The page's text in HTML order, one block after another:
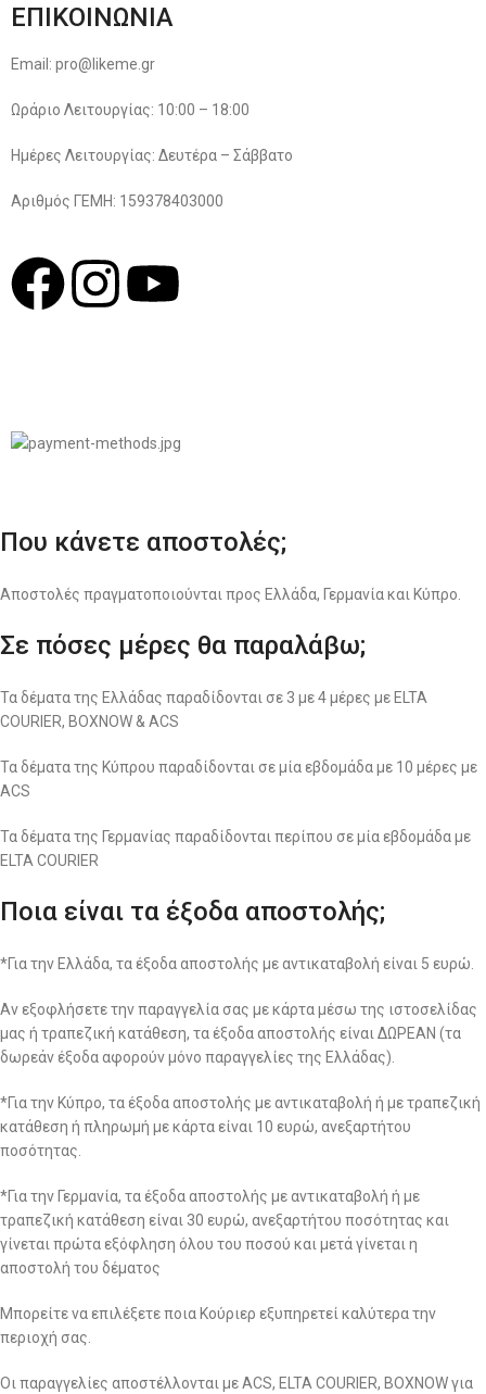
ΕΠΙΚΟΙΝΩΝΙΑ
Email: pro@likeme.gr
Ωράριο Λειτουργίας: 10:00 – 18:00
Ημέρες Λειτουργίας: Δευτέρα – Σάββατο
Αριθμός ΓΕΜΗ: 159378403000
Που κάνετε αποστολές;
Αποστολές πραγματοποιούνται προς Ελλάδα, Γερμανία και Κύπρο.
Σε πόσες μέρες θα παραλάβω;
Τα δέματα της Ελλάδας παραδίδονται σε 3 με 4 μέρες με ELTA
COURIER, BOXNOW & ACS
Τα δέματα της Κύπρου παραδίδονται σε μία εβδομάδα με 10 μέρες με
ACS
Τα δέματα της Γερμανίας παραδίδονται περίπου σε μία εβδομάδα με
ELTA COURIER
Ποια είναι τα έξοδα αποστολής;
*Για την Ελλάδα, τα έξοδα αποστολής με αντικαταβολή είναι 5 ευρώ.
Αν εξοφλήσετε την παραγγελία σας με κάρτα μέσω της ιστοσελίδας
μας ή τραπεζική κατάθεση, τα έξοδα αποστολής είναι ΔΩΡΕΑΝ (τα
δωρεάν έξοδα αφορούν μόνο παραγγελίες της Ελλάδας).
*Για την Κύπρο, τα έξοδα αποστολής με αντικαταβολή ή με τραπεζική
κατάθεση ή πληρωμή με κάρτα είναι 10 ευρώ, ανεξαρτήτου
ποσότητας.
*Για την Γερμανία, τα έξοδα αποστολής με αντικαταβολή ή με
τραπεζική κατάθεση είναι 30 ευρώ, ανεξαρτήτου ποσότητας και
γίνεται πρώτα εξόφληση όλου του ποσού και μετά γίνεται η
αποστολή του δέματος
Μπορείτε να επιλέξετε ποια Κούριερ εξυπηρετεί καλύτερα την
περιοχή σας.
Οι παραγγελίες αποστέλλονται με ACS, ELTA COURIER, BOXNOW για